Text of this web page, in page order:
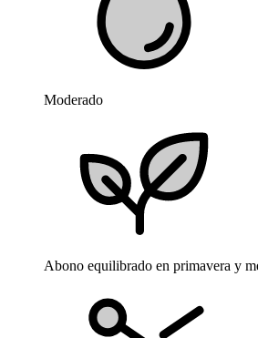
Moderado
Abono equilibrado en primavera y